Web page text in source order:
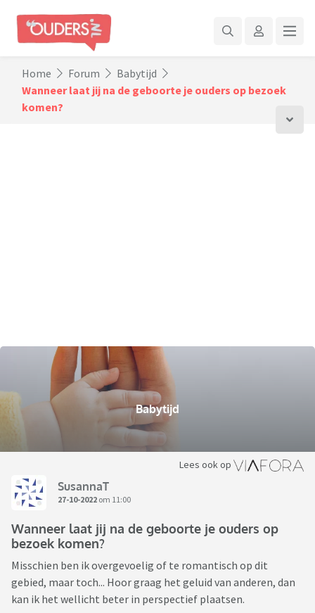
Home Forum
Babytijd
Wanneer laat jij na de geboorte je ouders op bezoek
komen?
Babytijd
Lees ook op
SusannaT
27-10-2022 om 11:00
Wanneer laat jij na de geboorte je ouders op
bezoek komen?
Misschien ben ik overgevoelig of te romantisch op dit
gebied, maar toch... Hoor graag het geluid van anderen, dan
kan ik het wellicht beter in perspectief plaatsen.